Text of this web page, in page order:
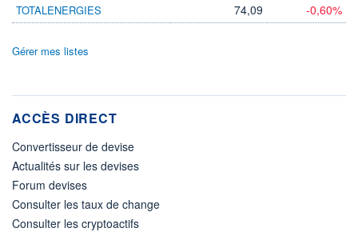
TOTALENERGIES 74,09 -0,60%
Gérer mes listes
ACCÈS DIRECT
Convertisseur de devise
Actualités sur les devises
Forum devises
Consulter les taux de change
Consulter les cryptoactifs